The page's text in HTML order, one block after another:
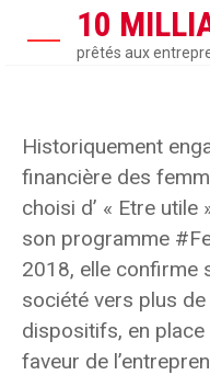
Historiquement
financière des
choisi d’ « Etre
son programme
2018, elle confirme
société vers plus
dispositifs, en
faveur de
10
prêtés aux